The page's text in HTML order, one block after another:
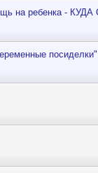
на ребенка -
посиделки"